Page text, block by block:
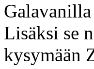
Galavanilla
Lisäksi se
kysymään